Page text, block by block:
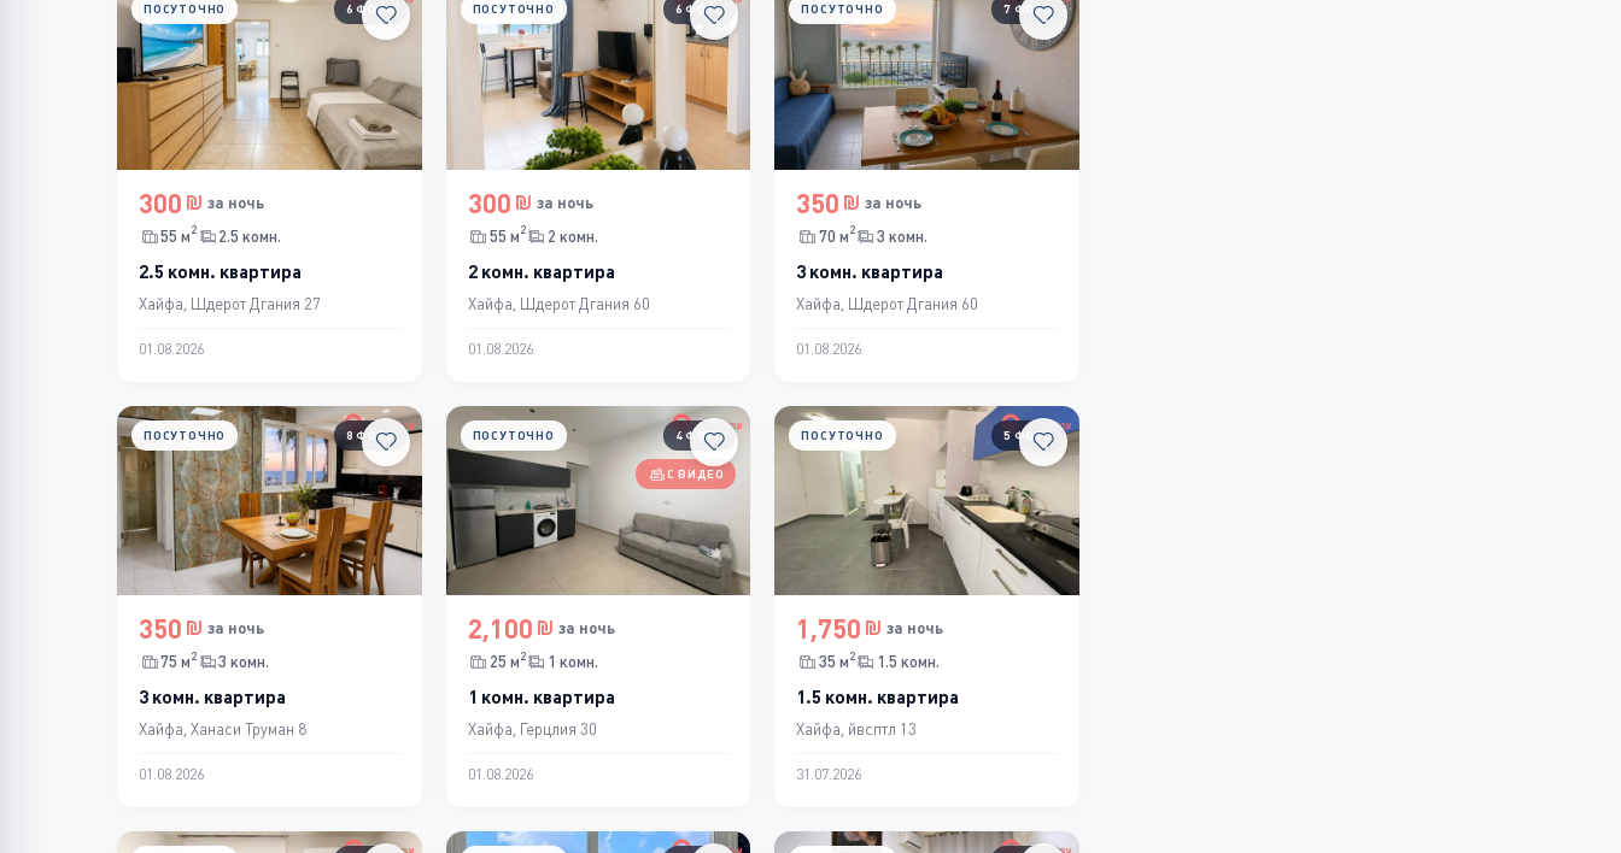
6 ФОТО
ПОСУТОЧНО
300
за ночь
55 м2 2.5 комн.
2.5 комн. квартира
Хайфа, Шдерот Дгания 27
01.08.2026
6 ФОТО
ПОСУТОЧНО
300
за ночь
55 м2 2 комн.
2 комн. квартира
Хайфа, Шдерот Дгания 60
01.08.2026
7 ФОТО
ПОСУТОЧНО
350
за ночь
70 м2 3 комн.
3 комн. квартира
Хайфа, Шдерот Дгания 60
01.08.2026
8 ФОТО
ПОСУТОЧНО
350
за ночь
75 м2 3 комн.
3 комн. квартира
Хайфа, Ханаси Труман 8
01.08.2026
4 ФОТО
С ВИДЕО
ПОСУТОЧНО
2,100
за ночь
25 м2 1 комн.
1 комн. квартира
Хайфа, Герцлия 30
01.08.2026
5 ФОТО
ПОСУТОЧНО
1,750
за ночь
35 м2 1.5 комн.
1.5 комн. квартира
Хайфа, йвсптл 13
31.07.2026